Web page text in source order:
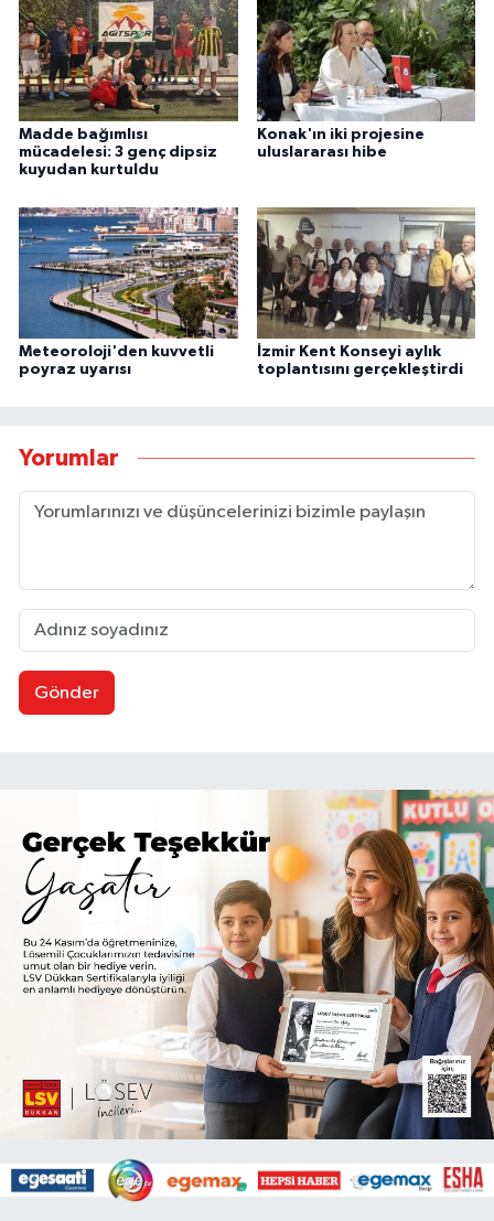
Madde bağımlısı
mücadelesi: 3 genç dipsiz
kuyudan kurtuldu
Konak'ın iki projesine
uluslararası hibe
Meteoroloji'den kuvvetli
poyraz uyarısı
İzmir Kent Konseyi aylık
toplantısını gerçekleştirdi
Yorumlar
Gönder